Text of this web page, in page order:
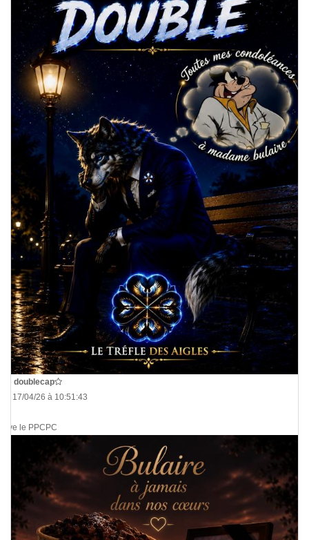
doublecap
Le 17/04/26 à 10:51:43
Vive le PPCPC